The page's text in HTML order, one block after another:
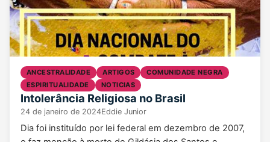
ANCESTRALIDADE ARTIGOS
COMUNIDADE NEGRA
ESPIRITUALIDADE
NOTICIAS
Intolerância Religiosa no Brasil
24 de janeiro de 2024Eddie Junior
Dia foi instituído por lei federal em dezembro de 2007,